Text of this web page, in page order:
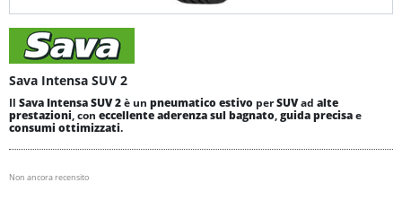
Sava Intensa SUV 2
Il Sava Intensa SUV 2è un pneumatico estivo perSUVad alte
prestazioni, con eccellente aderenza sul bagnato,guida precisae
consumi ottimizzati.
Non ancora recensito